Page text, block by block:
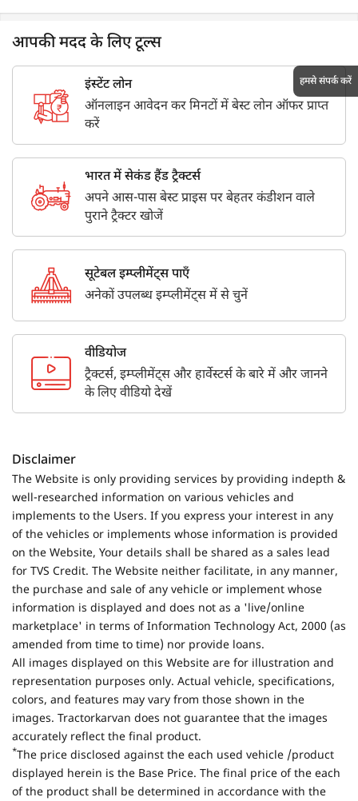
आपकी मदद के लिए टूल्स
इंस्टेंट लोन
ऑनलाइन आवेदन कर मिनटों में बेस्ट लोन ऑफर प्राप्त
करें
भारत में सेकंड हैंड ट्रैक्टर्स
अपने आस-पास बेस्ट प्राइस पर बेहतर कंडीशन वाले
पुराने ट्रैक्टर खोजें
सूटेबल इम्प्लीमेंट्स पाएँ
अनेकों उपलब्ध इम्प्लीमेंट्स में से चुनें
वीडियोज
ट्रैक्टर्स, इम्प्लीमेंट्स और हार्वेस्टर्स के बारे में और जानने
के लिए वीडियो देखें
Disclaimer
The Website is only providing services by providing indepth &
well-researched information on various vehicles and
implements to the Users. If you express your interest in any
of the vehicles or implements whose information is provided
on the Website, Your details shall be shared as a sales lead
for TVS Credit. The Website neither facilitate, in any manner,
the purchase and sale of any vehicle or implement whose
information is displayed and does not as a 'live/online
marketplace' in terms of Information Technology Act, 2000 (as
amended from time to time) nor provide loans.
All images displayed on this Website are for illustration and
representation purposes only. Actual vehicle, specifications,
colors, and features may vary from those shown in the
images. Tractorkarvan does not guarantee that the images
accurately reflect the final product.
*The price disclosed against the each used vehicle /product
displayed herein is the Base Price. The final price of the each
of the product shall be determined in accordance with the
हमसे संपर्क करें